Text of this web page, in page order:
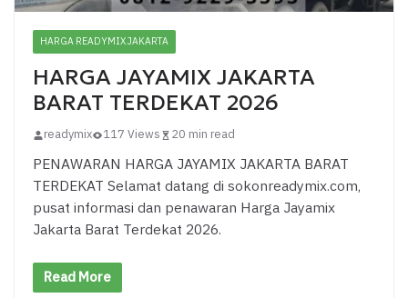
HARGA READYMIX JAKARTA
HARGA JAYAMIX JAKARTA
BARAT TERDEKAT 2026
readymix 117 Views 20 min read
PENAWARAN HARGA JAYAMIX JAKARTA BARAT
TERDEKAT Selamat datang di sokonreadymix.com,
pusat informasi dan penawaran Harga Jayamix
Jakarta Barat Terdekat 2026.
Read More